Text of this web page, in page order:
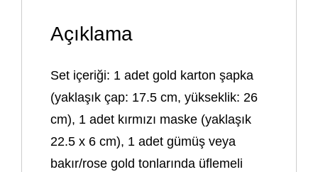
Açıklama
Set içeriği: 1 adet gold karton şapka
(yaklaşık çap: 17.5 cm, yükseklik: 26
cm), 1 adet kırmızı maske (yaklaşık
22.5 x 6 cm), 1 adet gümüş veya
bakır/rose gold tonlarında üflemeli